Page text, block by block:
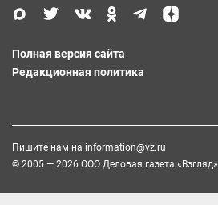
Полная версия сайта
Редакционная политика
Пишите нам на information@vz.ru
© 2005 — 2026 ООО Деловая газета «Взгляд»